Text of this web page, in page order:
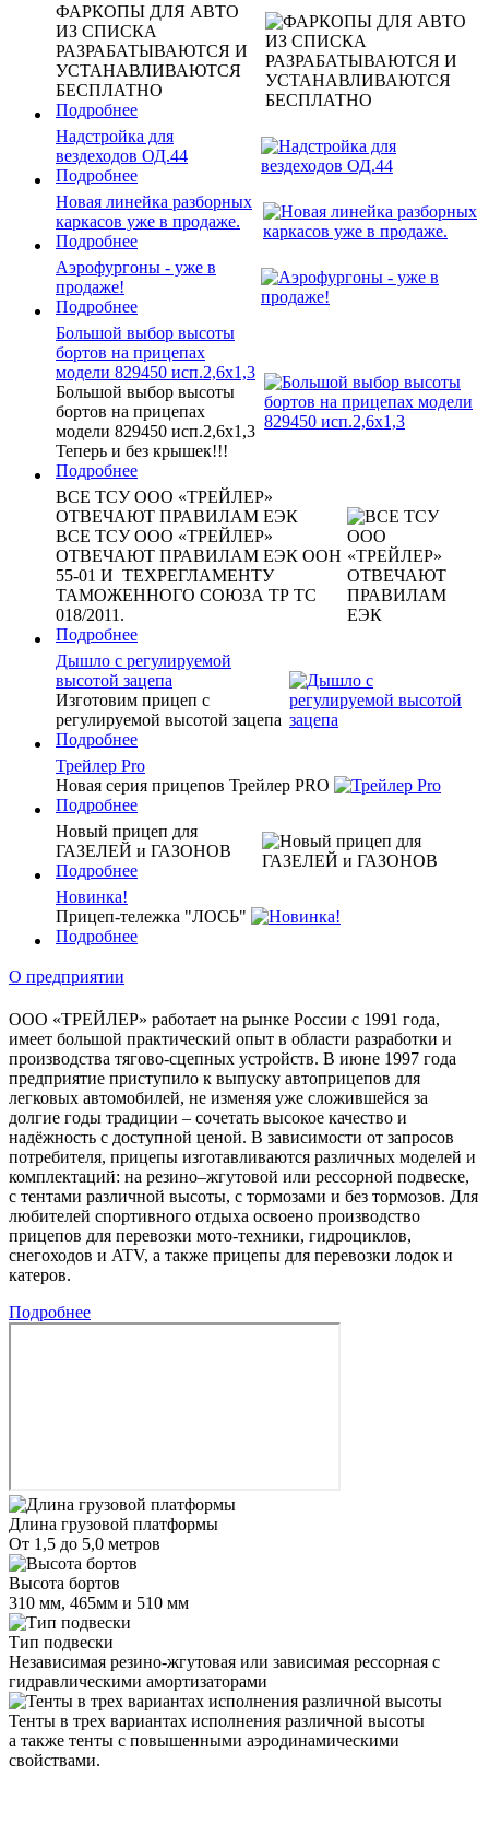
ФАРКОПЫ ДЛЯ АВТО
ИЗ СПИСКА
РАЗРАБАТЫВАЮТСЯ И
УСТАНАВЛИВАЮТСЯ
БЕСПЛАТНО
Подробнее
Надстройка для
вездеходов ОД.44
Подробнее
Новая линейка разборных
каркасов уже в продаже.
Подробнее
Аэрофургоны - уже в
продаже!
Подробнее
Большой выбор высоты
бортов на прицепах
модели 829450 исп.2,6х1,3
Большой выбор высоты
бортов на прицепах
модели 829450 исп.2,6х1,3
Теперь и без крышек!!!
Подробнее
ВСЕ ТСУ ООО «ТРЕЙЛЕР»
ОТВЕЧАЮТ ПРАВИЛАМ ЕЭК
ВСЕ ТСУ ООО «ТРЕЙЛЕР»
ОТВЕЧАЮТ ПРАВИЛАМ ЕЭК ООН
55-01 И ТЕХРЕГЛАМЕНТУ
ТАМОЖЕННОГО СОЮЗА ТР ТС
018/2011.
Подробнее
Дышло с регулируемой
высотой зацепа
Изготовим прицеп с
регулируемой высотой зацепа
Подробнее
Трейлер Pro
Новая серия прицепов Трейлер PRO
Подробнее
Новый прицеп для
ГАЗЕЛЕЙ и ГАЗОНОВ
Подробнее
Новинка!
Прицеп-тележка "ЛОСЬ"
Подробнее
О предприятии
ООО «ТРЕЙЛЕР» работает на рынке России с 1991 года,
имеет большой практический опыт в области разработки и
производства тягово-сцепных устройств. В июне 1997 года
предприятие приступило к выпуску автоприцепов для
легковых автомобилей, не изменяя уже сложившейся за
долгие годы традиции – сочетать высокое качество и
надёжность с доступной ценой. В зависимости от запросов
потребителя, прицепы изготавливаются различных моделей и
комплектаций: на резино–жгутовой или рессорной подвеске,
с тентами различной высоты, с тормозами и без тормозов. Для
любителей спортивного отдыха освоено производство
прицепов для перевозки мото-техники, гидроциклов,
снегоходов и ATV, а также прицепы для перевозки лодок и
катеров.
Подробнее
Длина грузовой платформы
От 1,5 до 5,0 метров
Высота бортов
310 мм, 465мм и 510 мм
Тип подвески
Независимая резино-жгутовая или зависимая рессорная с
гидравлическими амортизаторами
Тенты в трех вариантах исполнения различной высоты
а также тенты с повышенными аэродинамическими
свойствами.